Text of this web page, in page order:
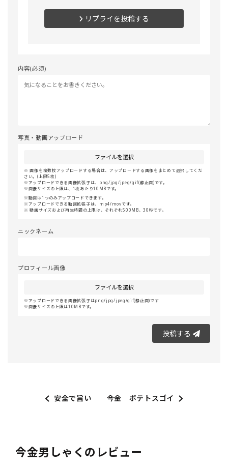
リプライを投稿する
内容(必須)
写真・動画アップロード
ファイルを選択
画像を複数枚アップロードする場合は、アップロードする画像をまとめて選択してくだ
さい。(上限5枚)
アップロードできる画像拡張子は、png/jpg/jpeg/gif(静止画)です。
画像サイズの上限は、1枚あたり10MBです。
動画は1つのみアップロードできます。
アップロードできる動画拡張子は、mp4/movです。
動画サイズおよび再生時間の上限は、それぞれ500MB、30秒です。
ニックネーム
プロフィール画像
ファイルを選択
アップロードできる画像拡張子はpng/jpg/jpeg/gif(静止画)です
画像サイズの上限は10MBです。
投稿する
安全で旨い 今金 ポテトスゴイ
今金男しゃくのレビュー